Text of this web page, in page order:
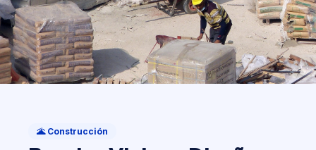
Bowles Viviana Diseña
🌋 Construcción